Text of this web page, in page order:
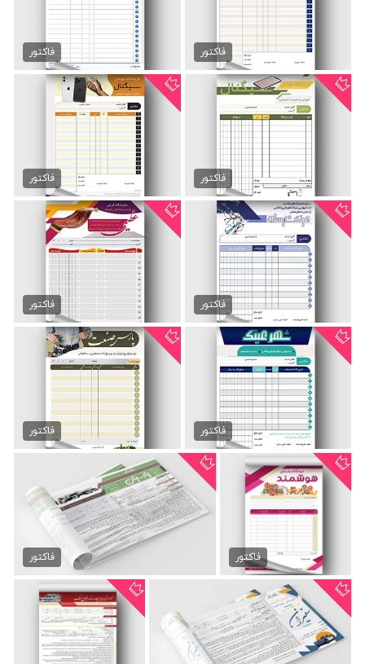
فاکتور فروشگاه عینک
89,000 تومان
فاکتور
فاکتور لوازم موبایل فروشی
فاکتور
فاکتور موبایل فروشی
فاکتور
فاکتور موبایل و لوازم جانبی
89,000 تومان
فاکتور
فاکتور فروشگاه عینک
89,000 تومان
فاکتور
فاکتور فروشگاه فرش و قالی
89,000 تومان
فاکتور
فاکتور فروشگاه عینک
89,000 تومان
فاکتور
فاکتور فروشگاه ابزارآلات
89,000 تومان
فاکتور
فاکتور فروشگاه اسباب
بازی
89,000 تومان
فاکتور
دانلود قرارداد کامیون
89,000 تومان
فاکتور